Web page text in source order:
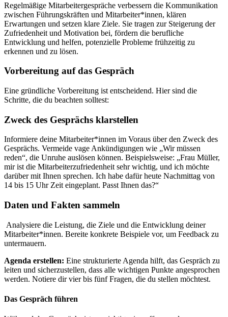
Regelmäßige Mitarbeitergespräche verbessern die Kommunikation
zwischen Führungskräften und Mitarbeiter*innen, klären
Erwartungen und setzen klare Ziele. Sie tragen zur Steigerung der
Zufriedenheit und Motivation bei, fördern die berufliche
Entwicklung und helfen, potenzielle Probleme frühzeitig zu
erkennen und zu lösen.
Vorbereitung auf das Gespräch
Eine gründliche Vorbereitung ist entscheidend. Hier sind die
Schritte, die du beachten solltest:
Zweck des Gesprächs klarstellen
Informiere deine Mitarbeiter*innen im Voraus über den Zweck des
Gesprächs. Vermeide vage Ankündigungen wie „Wir müssen
reden“, die Unruhe auslösen können. Beispielsweise: „Frau Müller,
mir ist die Mitarbeiterzufriedenheit sehr wichtig, und ich möchte
darüber mit Ihnen sprechen. Ich habe dafür heute Nachmittag von
14 bis 15 Uhr Zeit eingeplant. Passt Ihnen das?“
Daten und Fakten sammeln
Analysiere die Leistung, die Ziele und die Entwicklung deiner
Mitarbeiter*innen. Bereite konkrete Beispiele vor, um Feedback zu
untermauern.
Agenda erstellen: Eine strukturierte Agenda hilft, das Gespräch zu
leiten und sicherzustellen, dass alle wichtigen Punkte angesprochen
werden. Notiere dir vier bis fünf Fragen, die du stellen möchtest.
Das Gespräch führen